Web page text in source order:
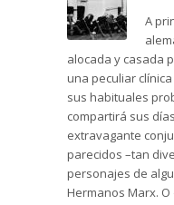
A
alocada y casada
una peculiar
sus habituales
compartirá sus
extravagante
parecidos –tan
personajes de
Hermanos Marx.